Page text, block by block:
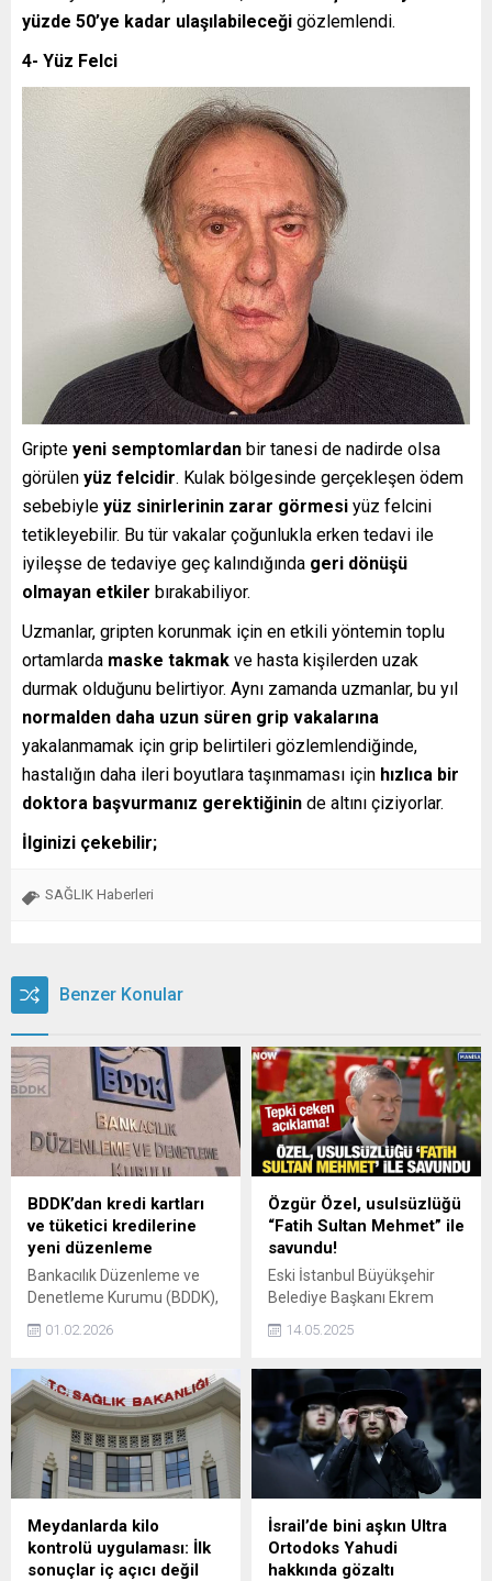
yüzde 50’ye kadar ulaşılabileceği gözlemlendi.
4- Yüz Felci
Gripte yeni semptomlardan bir tanesi de nadirde olsa
görülen yüz felcidir. Kulak bölgesinde gerçekleşen ödem
sebebiyle yüz sinirlerinin zarar görmesi yüz felcini
tetikleyebilir. Bu tür vakalar çoğunlukla erken tedavi ile
iyileşse de tedaviye geç kalındığında geri dönüşü
olmayan etkiler bırakabiliyor.
Uzmanlar, gripten korunmak için en etkili yöntemin toplu
ortamlarda maske takmak ve hasta kişilerden uzak
durmak olduğunu belirtiyor. Aynı zamanda uzmanlar, bu yıl
normalden daha uzun süren grip vakalarına
yakalanmamak için grip belirtileri gözlemlendiğinde,
hastalığın daha ileri boyutlara taşınmaması için hızlıca bir
doktora başvurmanız gerektiğinin de altını çiziyorlar.
İlginizi çekebilir;
SAĞLIK Haberleri
Benzer Konular
BDDK’dan kredi kartları
ve tüketici kredilerine
yeni düzenleme
Bankacılık Düzenleme ve
Denetleme Kurumu (BDDK),
güçlendirilmesi ve
amacıyla kredi kartları,
ihtiyaç kredileri, konut
kredileri ile kredi kartı ve
kredili mevduat hesabı
(KMH) limitlerine ilişkin yeni
kararlar aldı.
01.02.2026
Özgür Özel, usulsüzlüğü
“Fatih Sultan Mehmet” ile
savundu!
Eski İstanbul Büyükşehir
Belediye Başkanı Ekrem
iptal edilmesinin tebliğinin
Özgür Özel, Fatih Sultan
Mehmet'in adını kullanarak
usulsüzlüğü savundu ve
rektörlüğü hedef aldı.
14.05.2025
Meydanlarda kilo
kontrolü uygulaması: İlk
sonuçlar iç açıcı değil
İsrail’de bini aşkın Ultra
Ortodoks Yahudi
hakkında gözaltı